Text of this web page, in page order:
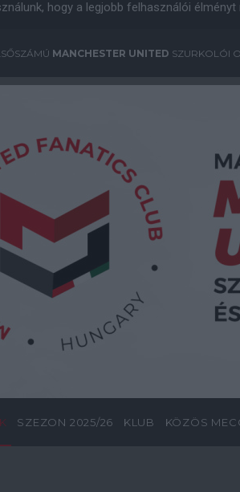
hogy a legjobb felhasználói élményt
MANCHESTER UNITED SZURKOLÓI
SZEZON 2025/26 KLUB KÖZÖS